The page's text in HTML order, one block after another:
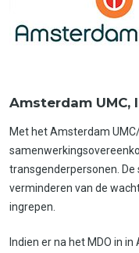
Amsterdam UMC,
Met het Amsterdam
transgenderpersonen.
verminderen van de
ingrepen.
Indien er na het MDO in